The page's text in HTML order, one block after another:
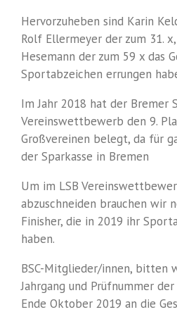
Hervorzuheben sind Karin
Rolf Ellermeyer der zum 31.
Hesemann der zum 59 x das
Sportabzeichen errungen
Im Jahr 2018 hat der Bremer
Vereinswettbewerb den 9.
Großvereinen belegt, da für
der Sparkasse in Bremen
Um im LSB
abzuschneiden brauchen wir
Finisher, die in 2019 ihr
haben.
BSC-Mitglieder/innen, bitten
Jahrgang und Prüfnummer
Ende Oktober 2019 an die